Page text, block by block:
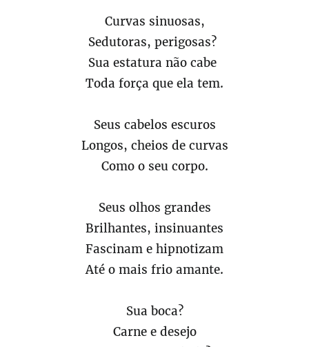
Curvas sinuosas,
Sedutoras, perigosas?
Sua estatura não cabe
Toda força que ela tem.
Seus cabelos escuros
Longos, cheios de curvas
Como o seu corpo.
Seus olhos grandes
Brilhantes, insinuantes
Fascinam e hipnotizam
Até o mais frio amante.
Sua boca?
Carne e desejo